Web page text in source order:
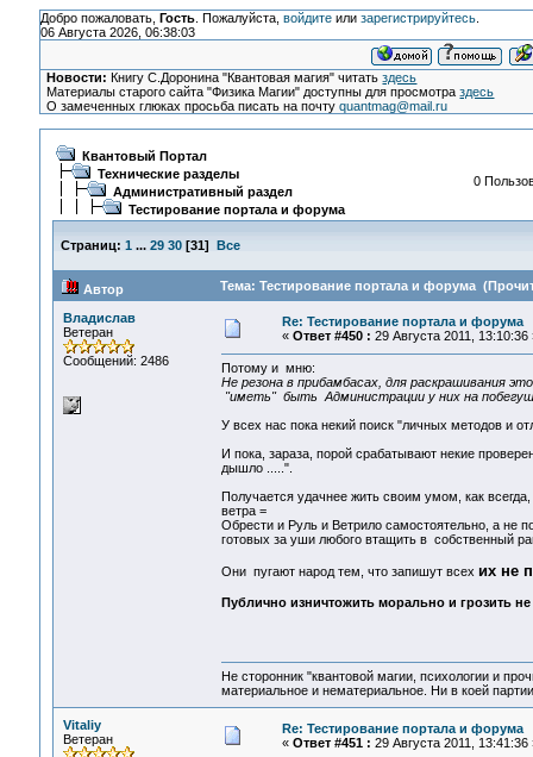
Добро пожаловать, Гость. Пожалуйста, войдитеили зарегистрируйтесь.
06 Августа 2026, 06:38:03
Новости: Книгу С.Доронина "Квантовая магия" читатьздесь
Материалы старого сайта "Физика Магии" доступны для просмотраздесь
О замеченных глюках просьба писать на почтуquantmag@mail.ru
Квантовый Портал
Технические разделы
Административный раздел
Тестирование портала и форума
0
Страниц: 1 ... 29 30[31] Все
Автор Тема: Тестирование портала и форума
Владислав
Ветеран
Сообщений: 2486
Re: Тестирование портала и форума
« Ответ #450 : 29 Августа 2011, 13:10:36
Потому и мню:
Не резона в прибамбасах, для раскрашивания
"иметь" быть Администрации у них на
У всех нас пока некий поиск "личных методов и
И пока, зараза, порой срабатывают некие
дышло .....".
Получается удачнее жить своим умом, как
ветра =
Обрести и Руль и Ветрило самостоятельно, а не
готовых за уши любого втащить в собственный
Они пугают народ тем, что запишут всех их не
Публично изничтожить морально и грозить
Не сторонник "квантовой магии, психологии и
материальное и нематериальное. Ни в коей
Vitaliy
Ветеран
Re: Тестирование портала и форума
« Ответ #451 : 29 Августа 2011, 13:41:36